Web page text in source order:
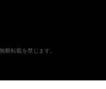
断転載を禁じます。